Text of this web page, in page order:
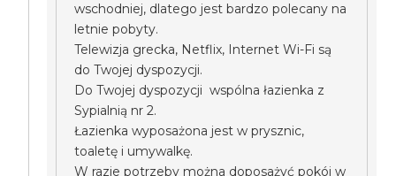
wschodniej, dlatego jest bardzo polecany na
letnie pobyty.
Telewizja grecka, Netflix, Internet Wi-Fi są
do Twojej dyspozycji.
Do Twojej dyspozycji wspólna łazienka z
Sypialnią nr 2.
Łazienka wyposażona jest w prysznic,
toaletę i umywalkę.
W razie potrzeby można doposażyć pokój w